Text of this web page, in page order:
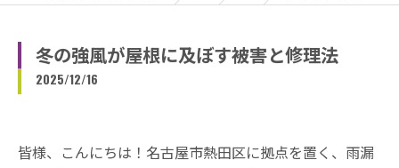
冬の強風が屋根に及ぼす被害と修理法
2025/12/16
皆様、こんにちは！名古屋市熱田区に拠点を置く、雨漏